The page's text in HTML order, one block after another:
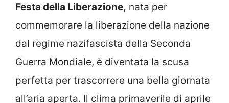
Festa della Liberazione, nata per
commemorare la liberazione della nazione
dal regime nazifascista della Seconda
Guerra Mondiale, è diventata la scusa
perfetta per trascorrere una bella giornata
all’aria aperta. Il clima primaverile di aprile